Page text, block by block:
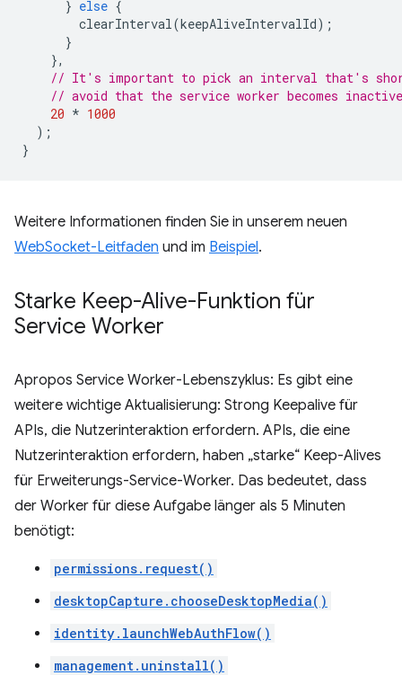
} else {
clearInterval(keepAliveIntervalId);
}
},
// It's important to pick an interval that's
// avoid that the service worker becomes
20 * 1000
);
}
Weitere Informationen finden Sie in unserem neuen
WebSocket-Leitfaden und im Beispiel.
Starke Keep-Alive-Funktion für
Service Worker
Apropos Service Worker-Lebenszyklus: Es gibt eine
weitere wichtige Aktualisierung: Strong Keepalive für
APIs, die Nutzerinteraktion erfordern. APIs, die eine
Nutzerinteraktion erfordern, haben „starke“ Keep-Alives
für Erweiterungs-Service-Worker. Das bedeutet, dass
der Worker für diese Aufgabe länger als 5 Minuten
benötigt:
permissions.request()
desktopCapture.chooseDesktopMedia()
identity.launchWebAuthFlow()
management.uninstall()